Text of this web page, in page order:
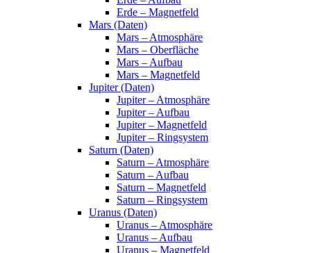
Erde – Magnetfeld
Mars (Daten)
Mars – Atmosphäre
Mars – Oberfläche
Mars – Aufbau
Mars – Magnetfeld
Jupiter (Daten)
Jupiter – Atmosphäre
Jupiter – Aufbau
Jupiter – Magnetfeld
Jupiter – Ringsystem
Saturn (Daten)
Saturn – Atmosphäre
Saturn – Aufbau
Saturn – Magnetfeld
Saturn – Ringsystem
Uranus (Daten)
Uranus – Atmosphäre
Uranus – Aufbau
Uranus – Magnetfeld